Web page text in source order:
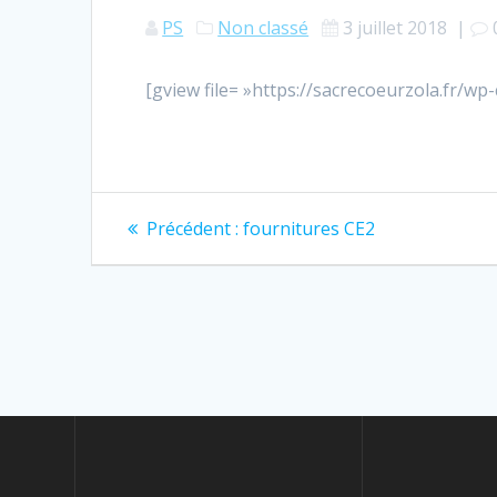
PS Non classé 3 juillet 2018 |
[gview file= »https://sacrecoeurzola.fr/
Navigation
de
Précédent : Article
fournitures CE2